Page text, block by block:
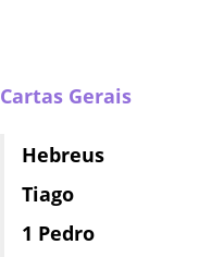
Cartas Gerais
Hebreus
Tiago
1 Pedro